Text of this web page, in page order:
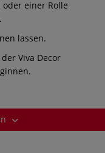
einer Rolle
lassen.
Viva Decor